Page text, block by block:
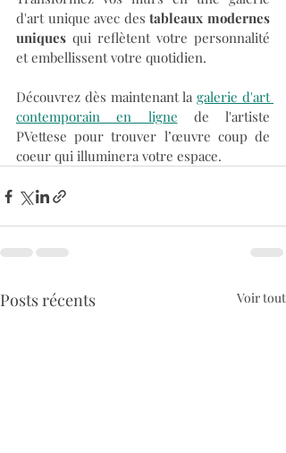
d'art unique avec des tableaux modernes
uniques qui reflètent votre personnalité
et embellissent votre quotidien.
Découvrez dès maintenant la galerie d'art
contemporain en ligne de l'artiste
PVettese pour trouver l’œuvre coup de
coeur qui illuminera votre espace.
Posts récents Voir tout